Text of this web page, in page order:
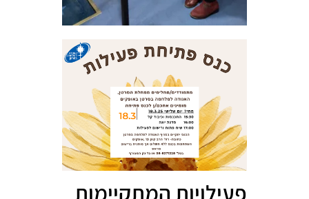
פעילויות המתקיימות